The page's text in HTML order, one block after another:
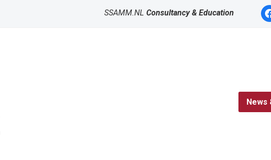
SSAMM.NL Consultancy & Education
News